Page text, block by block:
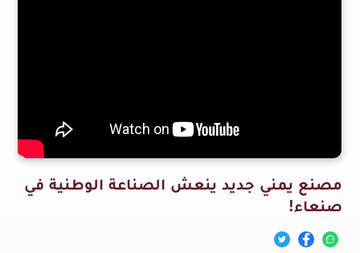
مصنع يمني جديد ينعش الصناعة الوطنية في
صنعاء!